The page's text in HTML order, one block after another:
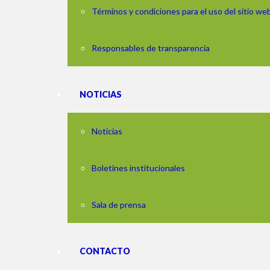
Términos y condiciones para el uso del sitio
Responsables de transparencia
NOTICIAS
Noticias
Boletines institucionales
Sala de prensa
CONTACTO